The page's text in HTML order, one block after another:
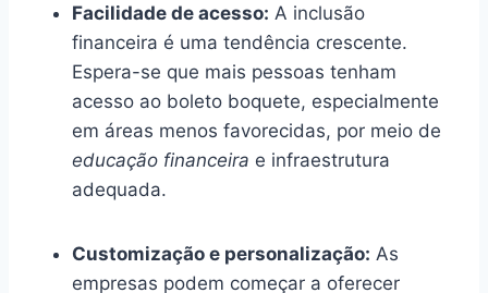
Facilidade de acesso: A inclusão
financeira é uma tendência crescente.
Espera-se que mais pessoas tenham
acesso ao boleto boquete, especialmente
em áreas menos favorecidas, por meio de
educação financeira e infraestrutura
adequada.
Customização e personalização: As
empresas podem começar a oferecer